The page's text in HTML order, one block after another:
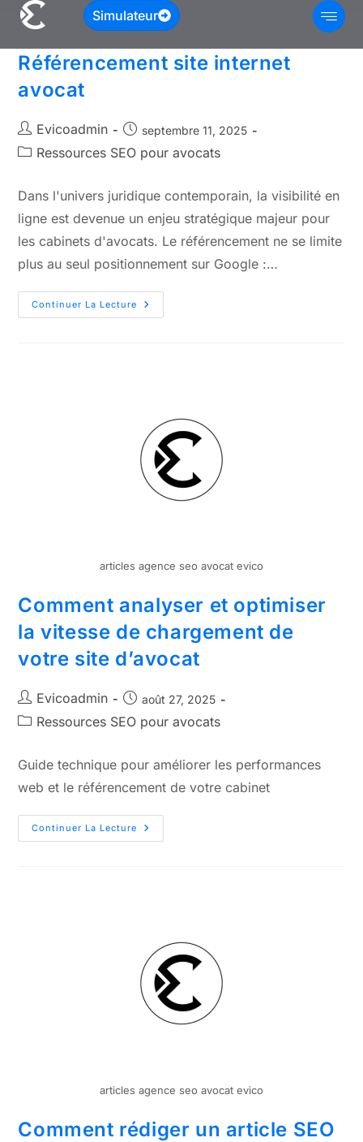
Simulateur
Référencement site internet
avocat
Evicoadmin septembre 11, 2025
Ressources SEO pour avocats
Dans l'univers juridique contemporain, la visibilité en
ligne est devenue un enjeu stratégique majeur pour
les cabinets d'avocats. Le référencement ne se limite
plus au seul positionnement sur Google :…
Continuer La Lecture
articles agence seo avocat evico
Comment analyser et optimiser
la vitesse de chargement de
votre site d’avocat
Evicoadmin août 27, 2025
Ressources SEO pour avocats
Guide technique pour améliorer les performances
web et le référencement de votre cabinet
Continuer La Lecture
articles agence seo avocat evico
Comment rédiger un article SEO